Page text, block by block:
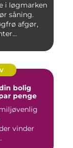
i løgmarken
såning.
afgør,
bolig
penge
vinder